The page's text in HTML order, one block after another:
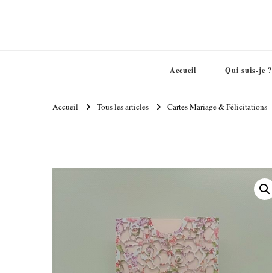
Accueil Qui suis-je ?
Accueil Tous les articles Cartes Mariage & Félicitations